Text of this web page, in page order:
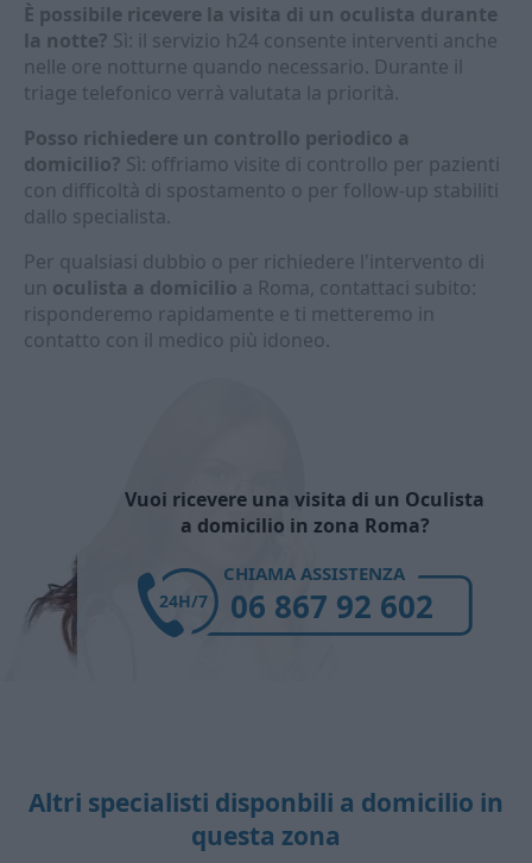
È possibile ricevere la visita di un oculista durante
la notte? Sì: il servizio h24 consente interventi anche
nelle ore notturne quando necessario. Durante il
triage telefonico verrà valutata la priorità.
Posso richiedere un controllo periodico a
domicilio? Sì: offriamo visite di controllo per pazienti
con difficoltà di spostamento o per follow-up stabiliti
dallo specialista.
Per qualsiasi dubbio o per richiedere l'intervento di
un oculista a domicilio a Roma, contattaci subito:
risponderemo rapidamente e ti metteremo in
contatto con il medico più idoneo.
Vuoi ricevere una visita di un Oculista
a domicilio in zona Roma?
CHIAMA ASSISTENZA
06 867 92 602
24H/7
Altri specialisti disponbili a domicilio in
questa zona